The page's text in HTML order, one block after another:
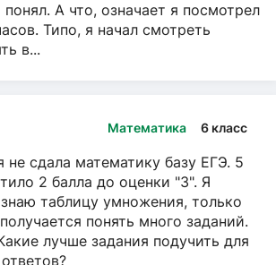
А что, означает я посмотрел
Типо, я начал смотреть
в...
Математика 6 класс
не сдала математику базу ЕГЭ. 5
2 балла до оценки "3". Я
таблицу умножения, только
понять много заданий.
лучше задания подучить для